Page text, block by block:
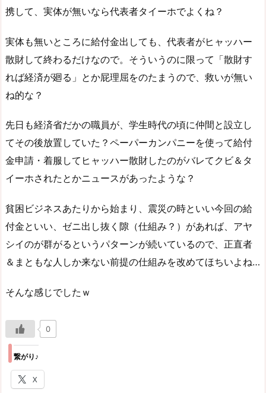
携して、実体が無いなら代表者タイーホでよくね？
実体も無いところに給付金出しても、代表者がヒャッハー
散財して終わるだけなので。そういうのに限って「散財す
れば経済が廻る」とか屁理屈をのたまうので、救いが無い
ね的な？
先日も経済省だかの職員が、学生時代の頃に仲間と設立し
てその後放置していた？ペーパーカンパニーを使って給付
金申請・着服してヒャッハー散財したのがバレてクビ＆タ
イーホされたとかニュースがあったような？
貧困ビジネスあたりから始まり、震災の時といい今回の給
付金といい、ゼニ出し抜く隙（仕組み？）があれば、アヤ
シイのが群がるというパターンが続いているので、正直者
＆まともな人しか来ない前提の仕組みを改めてほちいよね…
そんな感じでしたｗ
0
繋がり♪
X